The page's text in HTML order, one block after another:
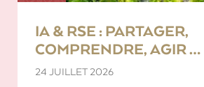
IA & RSE : PARTAGER,
COMPRENDRE, AGIR …
24 JUILLET 2026